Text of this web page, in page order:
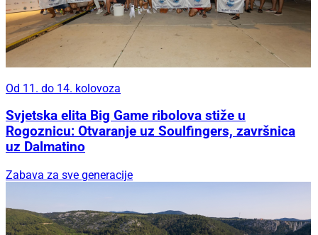
Od 11. do 14. kolovoza
Svjetska elita Big Game ribolova stiže u
Rogoznicu: Otvaranje uz Soulfingers, završnica
uz Dalmatino
Zabava za sve generacije